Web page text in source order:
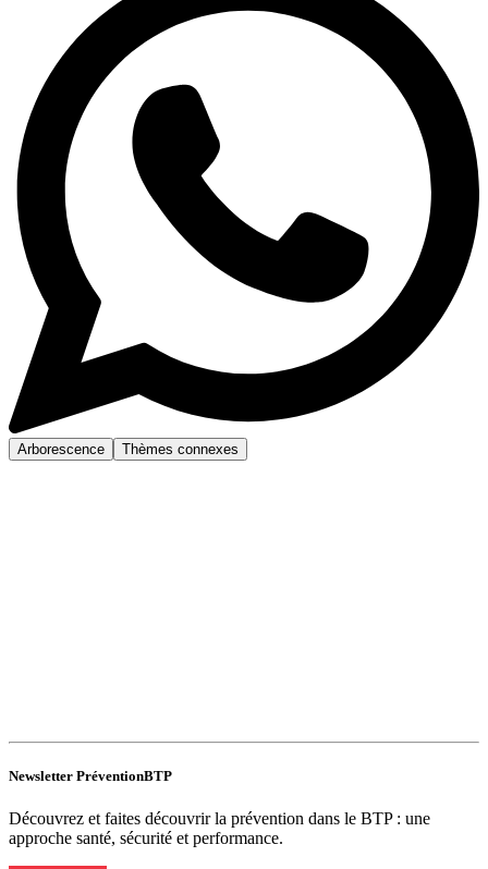
Arborescence Thèmes connexes
Newsletter PréventionBTP
Découvrez et faites découvrir la prévention dans le BTP : une
approche santé, sécurité et performance.